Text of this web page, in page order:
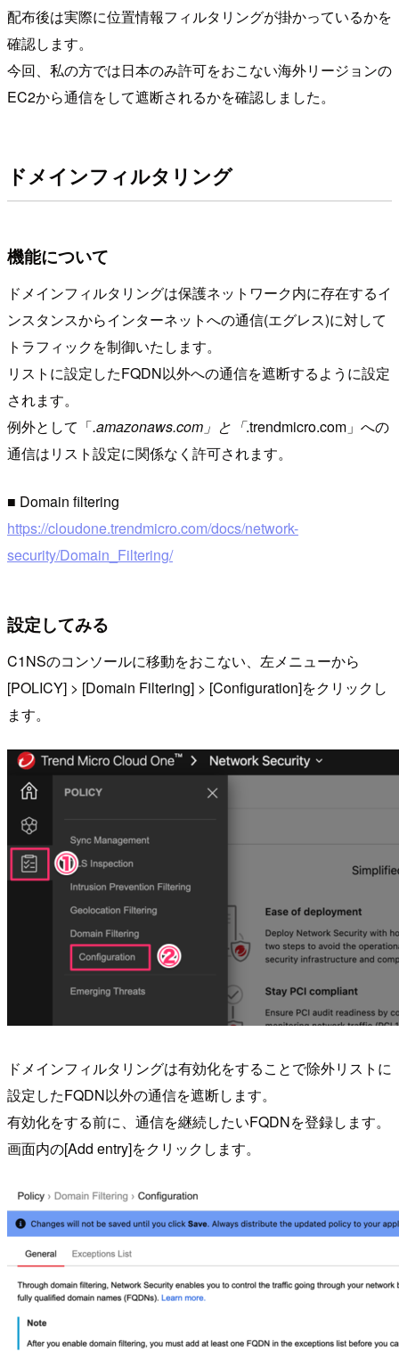
配布後は実際に位置情報フィルタリングが掛かっているかを
確認します。
今回、私の方では日本のみ許可をおこない海外リージョンの
EC2から通信をして遮断されるかを確認しました。
ドメインフィルタリング
機能について
ドメインフィルタリングは保護ネットワーク内に存在するイ
ンスタンスからインターネットへの通信(エグレス)に対して
トラフィックを制御いたします。
リストに設定したFQDN以外への通信を遮断するように設定
されます。
例外として「.amazonaws.com」と「.trendmicro.com」への
通信はリスト設定に関係なく許可されます。
■ Domain filtering
https://cloudone.trendmicro.com/docs/network-
security/Domain_Filtering/
設定してみる
C1NSのコンソールに移動をおこない、左メニューから
[POLICY] > [Domain Filtering] > [Configuration]をクリックし
ます。
ドメインフィルタリングは有効化をすることで除外リストに
設定したFQDN以外の通信を遮断します。
有効化をする前に、通信を継続したいFQDNを登録します。
画面内の[Add entry]をクリックします。